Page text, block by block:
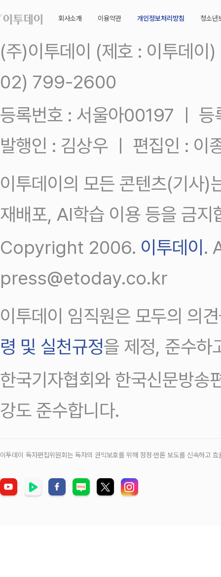
회사소개 이용약관 개인정보처리방침 청소년
(주)이투데이 (제호 : 이투데
02) 799-2600
등록번호 : 서울아00197 ㅣ
발행인 : 김상우 ㅣ 편집인 : 이
이투데이의 모든 콘텐츠(기사)
재배포, AI학습 이용 등을 금지
Copyright 2006. 이투데이.
press@etoday.co.kr
이투데이 임직원은 모두의 의
령 및 실천규정을 제정, 준수하
한국기자협회와 한국신문방송
강도 준수합니다.
이투데이 독자편집위원회는 독자의 권익보호를 위해 정정‧반론 보도를 신속하고